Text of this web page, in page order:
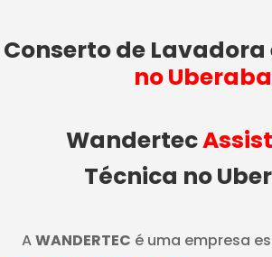
Conserto de Lavadora
no Uberaba
Wandertec
Técnica no
AWANDERTEC é uma empresa